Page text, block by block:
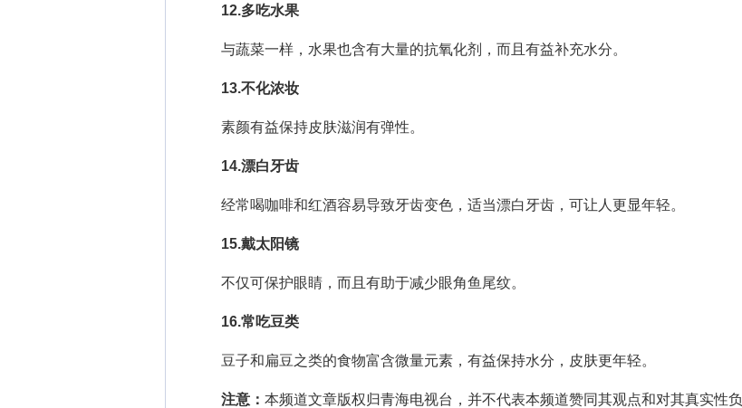
12.多吃水果
与蔬菜一样，水果也含有大量的抗氧化剂，而且有益补充水分。
13.不化浓妆
素颜有益保持皮肤滋润有弹性。
14.漂白牙齿
经常喝咖啡和红酒容易导致牙齿变色，适当漂白牙齿，可让人更显年轻。
15.戴太阳镜
不仅可保护眼睛，而且有助于减少眼角鱼尾纹。
16.常吃豆类
豆子和扁豆之类的食物富含微量元素，有益保持水分，皮肤更年轻。
注意： 本频道文章版权归青海电视台，并不代表本频道赞同其观点和对其真实性负